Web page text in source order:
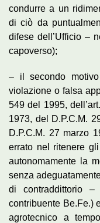
condurre a un
di ciò da
difese dell’Ufficio –
capoverso);
– il secondo
violazione o falsa
549 del 1995,
1973, del D.P.C.M.
D.P.C.M. 27 marzo
errato nel ritenere
autonomamente la
senza
di contraddittorio
contribuente Be.Fe.)
agrotecnico a